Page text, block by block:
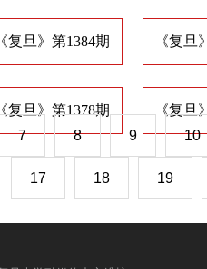
《复旦》第1384期 《复旦
《复旦》第1378期 《复旦
7 8 9 10
17 18 19